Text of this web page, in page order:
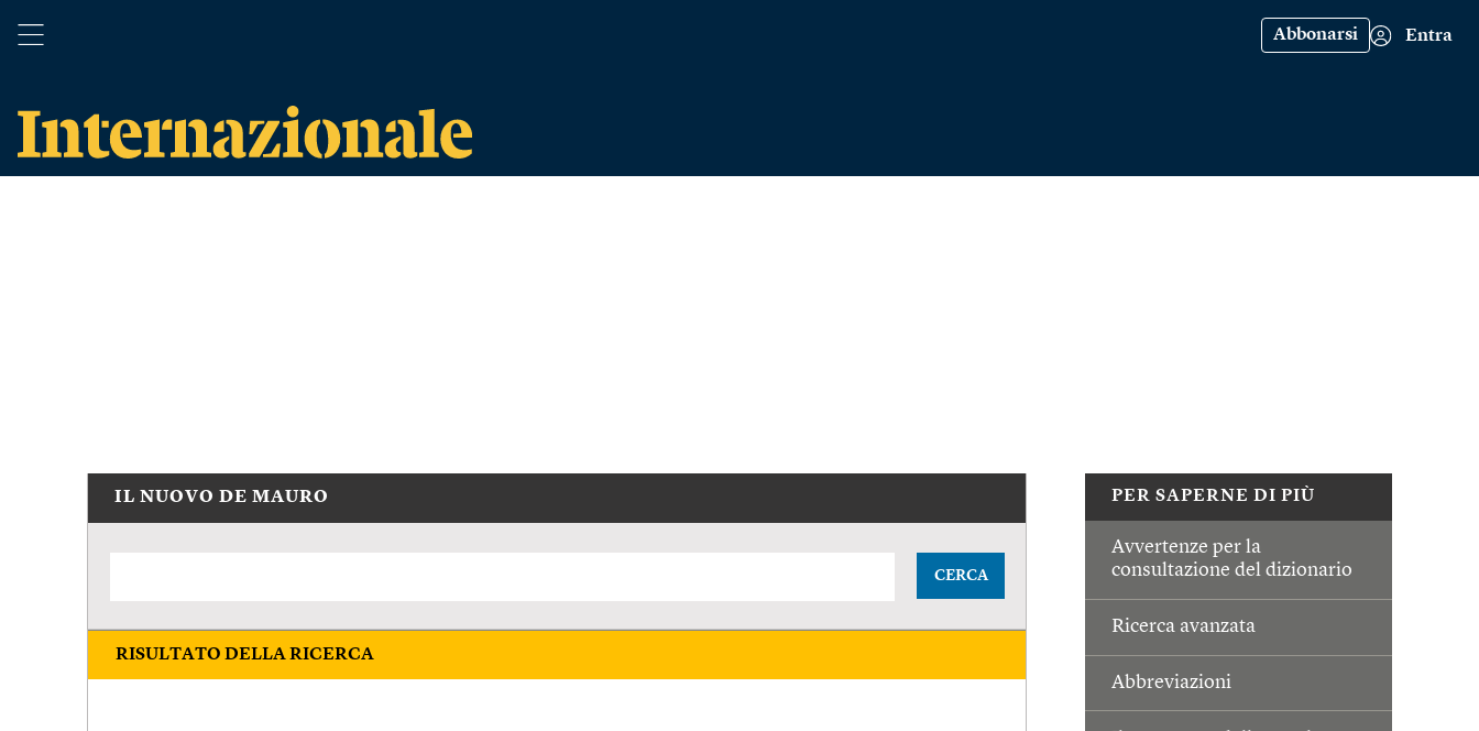
Abbonarsi Entra
PER SAPERNE DI PIÙ
Avvertenze per la
consultazione del dizionario
Ricerca avanzata
Abbreviazioni
IL NUOVO DE MAURO
CERCA
RISULTATO DELLA RICERCA